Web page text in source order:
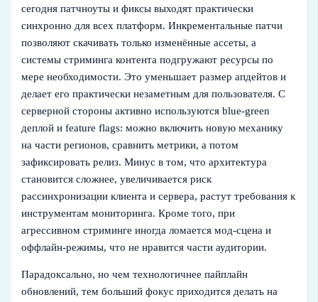
сегодня патчноуты и фиксы выходят практически
синхронно для всех платформ. Инкрементальные патчи
позволяют скачивать только изменённые ассеты, а
системы стриминга контента подгружают ресурсы по
мере необходимости. Это уменьшает размер апдейтов и
делает его практически незаметным для пользователя. С
серверной стороны активно используются blue-green
деплой и feature flags: можно включить новую механику
на части регионов, сравнить метрики, а потом
зафиксировать релиз. Минус в том, что архитектура
становится сложнее, увеличивается риск
рассинхронизации клиента и сервера, растут требования к
инструментам мониторинга. Кроме того, при
агрессивном стриминге иногда ломается мод-сцена и
оффлайн-режимы, что не нравится части аудитории.
Парадоксально, но чем технологичнее пайплайн
обновлений, тем больший фокус приходится делать на